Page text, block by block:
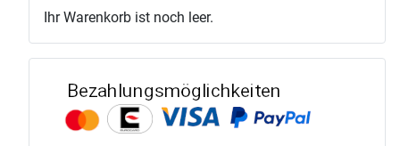
Ihr Warenkorb ist noch leer.